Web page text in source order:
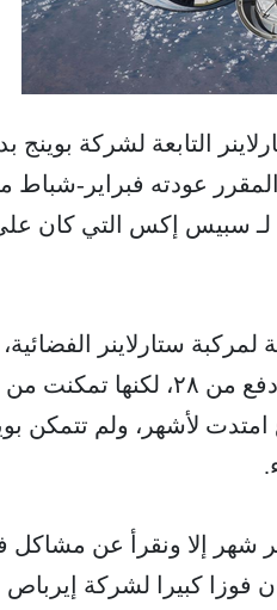
التابعة لشركة بوينج
عودته فبراير-شباط
لـ سبيس إكس التي كان
ستارلاينر الفضائية،
واجهت المركبة العديد من المشاكل و تعطل ٥ محركات دفع من ٢٨، لكنها تمكنت من
لأشهر، ولم تتمكن
شهر إلا ونقرأ عن مشاكل
فوزا كبيرا لشركة إيرباص